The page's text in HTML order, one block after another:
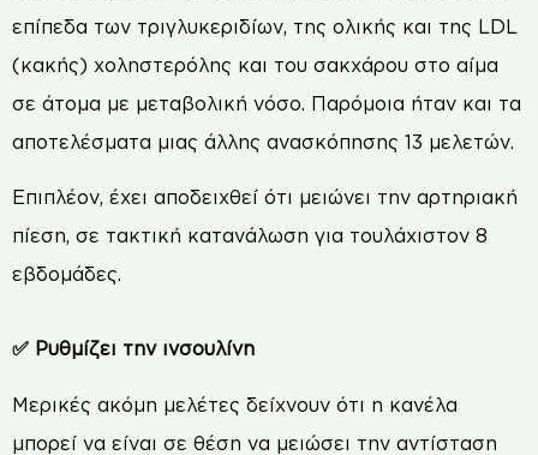
επίπεδα των τριγλυκεριδίων, της ολικής και της LDL
(κακής) χοληστερόλης και του σακχάρου στο αίμα
σε άτομα με μεταβολική νόσο. Παρόμοια ήταν και τα
αποτελέσματα μιας άλλης ανασκόπησης 13 μελετών.
Επιπλέον, έχει αποδειχθεί ότι μειώνει την αρτηριακή
πίεση, σε τακτική κατανάλωση για τουλάχιστον 8
εβδομάδες.
✅ Ρυθμίζει την ινσουλίνη
Μερικές ακόμη μελέτες δείχνουν ότι η κανέλα
μπορεί να είναι σε θέση να μειώσει την αντίσταση